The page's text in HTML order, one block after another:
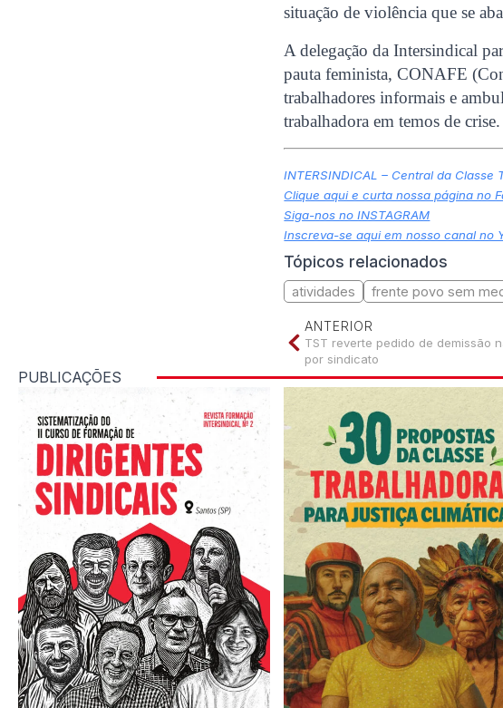
situação de violência que se
A delegação da Intersindical
pauta feminista, CONAFE
trabalhadores informais e
trabalhadora em temos de crise.
INTERSINDICAL – Central da Classe
Clique aqui e curta nossa página no
Siga-nos no INSTAGRAM
Inscreva-se aqui em nosso canal no
Tópicos relacionados
atividades frente povo sem
ANTERIOR
TST reverte pedido de demissão
por sindicato
PUBLICAÇÕES